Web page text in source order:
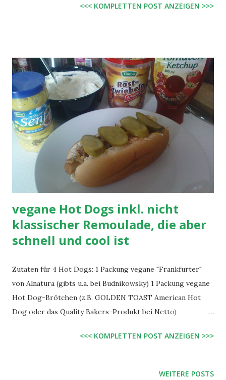
etwas Zucker dazu. Yum, yum, yum. Geht natürlich auch mit
<<< KOMPLETTEN POST ANZEIGEN >>>
vegane Hot Dogs inkl. nicht
klassischer Remoulade, die aber
schnell und cool ist
Zutaten für 4 Hot Dogs: 1 Packung vegane "Frankfurter"
von Alnatura (gibts u.a. bei Budnikowsky) 1 Packung vegane
Hot Dog-Brötchen (z.B. GOLDEN TOAST American Hot
Dog oder das Quality Bakers-Produkt bei Netto)
dass große Scheiben entstehen Röstzwiebeln Ketchup Senf
<<< KOMPLETTEN POST ANZEIGEN >>>
WEITERE POSTS